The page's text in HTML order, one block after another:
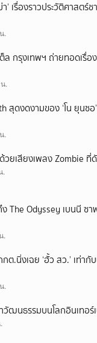
’ เรื่องราวประวัติศาสต
.
ต็ล กรุงเทพฯ ถ่ายทอดเรื่
.
สุดงดงามของ ‘โน ยุนซ
.
ด้วยเสียงเพลง Zombie
.
The Odyssey เบนนี ซ
.
.นิ่งเฉย ‘ฮั้ว สว.’ เท่ากั
.
ฒนธรรมบนโลกอินเทอร์